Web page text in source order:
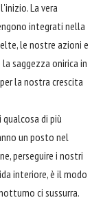
La vera
integrati nella
le nostre azioni e
saggezza onirica in
la nostra crescita
di più
un posto nel
perseguire i nostri
interiore, è il modo
ci sussurra.